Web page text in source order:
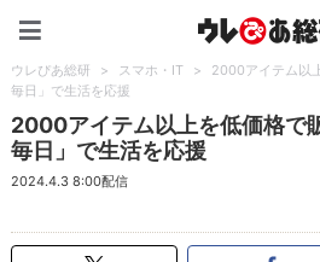
ウレぴあ総研 > スマホ・IT >
2000アイテム以
毎日」で生活を応援
2000アイテム以上を低価格で
毎日」で生活を応援
2024.4.3 8:00配信